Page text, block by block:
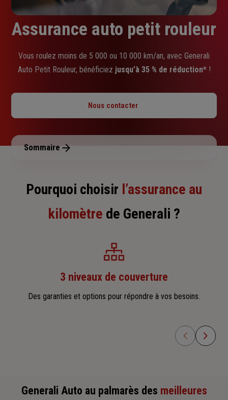
Assurance auto petit rouleur
Vous roulez moins de 5 000 ou 10 000 km/an, avec Generali
Auto Petit Rouleur, bénéficiez jusqu’à 35 % de réduction*!
Nous contacter
Sommaire
Pourquoi choisir l’assurance au
kilomètre de Generali ?
3 niveaux de couverture
Des garanties et options pour répondre à vos besoins.
Generali Auto au palmarès des meilleures